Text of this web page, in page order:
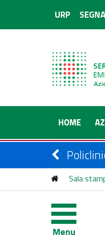
URP
HOME
Sala
Menu